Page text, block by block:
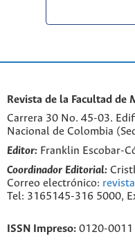
Revista de la Facultad de
Carrera 30 No. 45-03.
Nacional de Colombia
Editor: Franklin Escobar-
Coordinador Editorial:
Correo electrónico:
Tel: 3165145-316 5000,
ISSN Impreso: 0120-0011